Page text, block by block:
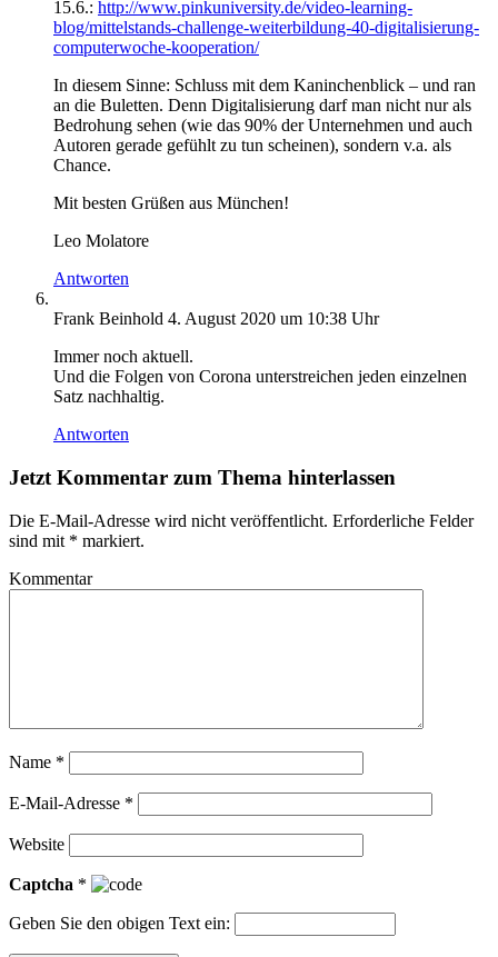
15.6.: http://www.pinkuniversity.de/video-learning-
blog/mittelstands-challenge-weiterbildung-40-digitalisierung-
computerwoche-kooperation/
In diesem Sinne: Schluss mit dem Kaninchenblick – und ran
an die Buletten. Denn Digitalisierung darf man nicht nur als
Bedrohung sehen (wie das 90% der Unternehmen und auch
Autoren gerade gefühlt zu tun scheinen), sondern v.a. als
Chance.
Mit besten Grüßen aus München!
Leo Molatore
Antworten
Frank Beinhold 4. August 2020 um 10:38 Uhr
Immer noch aktuell.
Und die Folgen von Corona unterstreichen jeden einzelnen
Satz nachhaltig.
Antworten
Jetzt Kommentar zum Thema hinterlassen
Die E-Mail-Adresse wird nicht veröffentlicht. Erforderliche Felder
sind mit * markiert.
Kommentar
Name *
E-Mail-Adresse *
Website
Captcha *
Geben Sie den obigen Text ein: